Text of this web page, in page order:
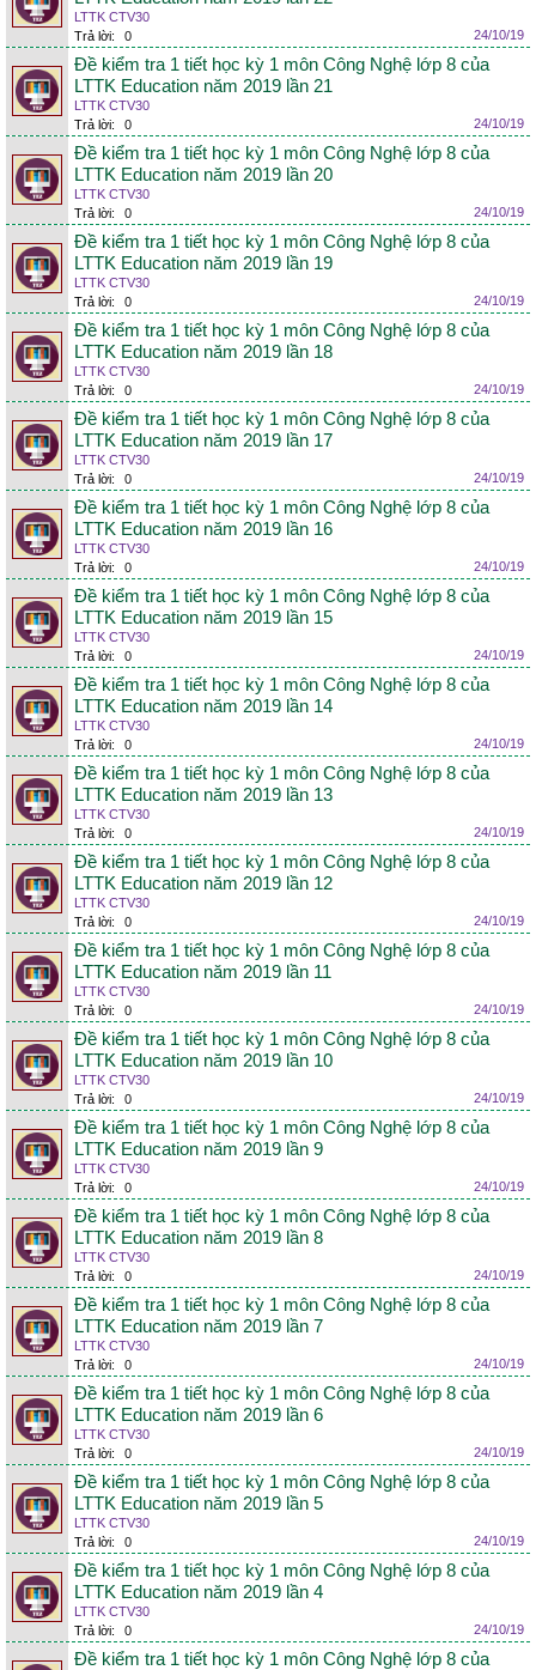
LTTK CTV30
Trả lời:
0 24/10/19
Đề kiểm tra 1 tiết học kỳ 1 môn Công Nghệ lớp 8 của
LTTK Education năm 2019 lần 21
LTTK CTV30
Trả lời:
0 24/10/19
Đề kiểm tra 1 tiết học kỳ 1 môn Công Nghệ lớp 8 của
LTTK Education năm 2019 lần 20
LTTK CTV30
Trả lời:
0 24/10/19
Đề kiểm tra 1 tiết học kỳ 1 môn Công Nghệ lớp 8 của
LTTK Education năm 2019 lần 19
LTTK CTV30
Trả lời:
0 24/10/19
Đề kiểm tra 1 tiết học kỳ 1 môn Công Nghệ lớp 8 của
LTTK Education năm 2019 lần 18
LTTK CTV30
Trả lời:
0 24/10/19
Đề kiểm tra 1 tiết học kỳ 1 môn Công Nghệ lớp 8 của
LTTK Education năm 2019 lần 17
LTTK CTV30
Trả lời:
0 24/10/19
Đề kiểm tra 1 tiết học kỳ 1 môn Công Nghệ lớp 8 của
LTTK Education năm 2019 lần 16
LTTK CTV30
Trả lời:
0 24/10/19
Đề kiểm tra 1 tiết học kỳ 1 môn Công Nghệ lớp 8 của
LTTK Education năm 2019 lần 15
LTTK CTV30
Trả lời:
0 24/10/19
Đề kiểm tra 1 tiết học kỳ 1 môn Công Nghệ lớp 8 của
LTTK Education năm 2019 lần 14
LTTK CTV30
Trả lời:
0 24/10/19
Đề kiểm tra 1 tiết học kỳ 1 môn Công Nghệ lớp 8 của
LTTK Education năm 2019 lần 13
LTTK CTV30
Trả lời:
0 24/10/19
Đề kiểm tra 1 tiết học kỳ 1 môn Công Nghệ lớp 8 của
LTTK Education năm 2019 lần 12
LTTK CTV30
Trả lời:
0 24/10/19
Đề kiểm tra 1 tiết học kỳ 1 môn Công Nghệ lớp 8 của
LTTK Education năm 2019 lần 11
LTTK CTV30
Trả lời:
0 24/10/19
Đề kiểm tra 1 tiết học kỳ 1 môn Công Nghệ lớp 8 của
LTTK Education năm 2019 lần 10
LTTK CTV30
Trả lời:
0 24/10/19
Đề kiểm tra 1 tiết học kỳ 1 môn Công Nghệ lớp 8 của
LTTK Education năm 2019 lần 9
LTTK CTV30
Trả lời:
0 24/10/19
Đề kiểm tra 1 tiết học kỳ 1 môn Công Nghệ lớp 8 của
LTTK Education năm 2019 lần 8
LTTK CTV30
Trả lời:
0 24/10/19
Đề kiểm tra 1 tiết học kỳ 1 môn Công Nghệ lớp 8 của
LTTK Education năm 2019 lần 7
LTTK CTV30
Trả lời:
0 24/10/19
Đề kiểm tra 1 tiết học kỳ 1 môn Công Nghệ lớp 8 của
LTTK Education năm 2019 lần 6
LTTK CTV30
Trả lời:
0 24/10/19
Đề kiểm tra 1 tiết học kỳ 1 môn Công Nghệ lớp 8 của
LTTK Education năm 2019 lần 5
LTTK CTV30
Trả lời:
0 24/10/19
Đề kiểm tra 1 tiết học kỳ 1 môn Công Nghệ lớp 8 của
LTTK Education năm 2019 lần 4
LTTK CTV30
Trả lời:
0 24/10/19
Đề kiểm tra 1 tiết học kỳ 1 môn Công Nghệ lớp 8 của